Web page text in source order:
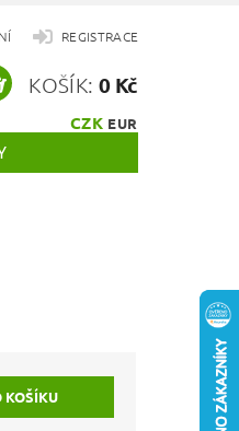
REGISTRACE
CZK EUR
KOŠÍK: 0 Kč